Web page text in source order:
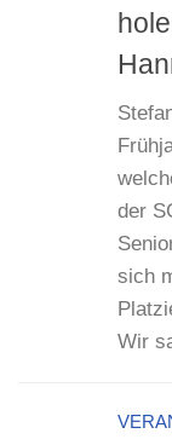
der
sich
Wir